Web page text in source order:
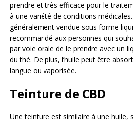
prendre et très efficace pour le
à une variété de conditions médicales.
généralement vendue sous forme
recommandé aux personnes qui
par voie orale de le prendre avec un
du thé. De plus, l’huile peut être
langue ou vaporisée.
Teinture de CBD
Une teinture est similaire à une huile,